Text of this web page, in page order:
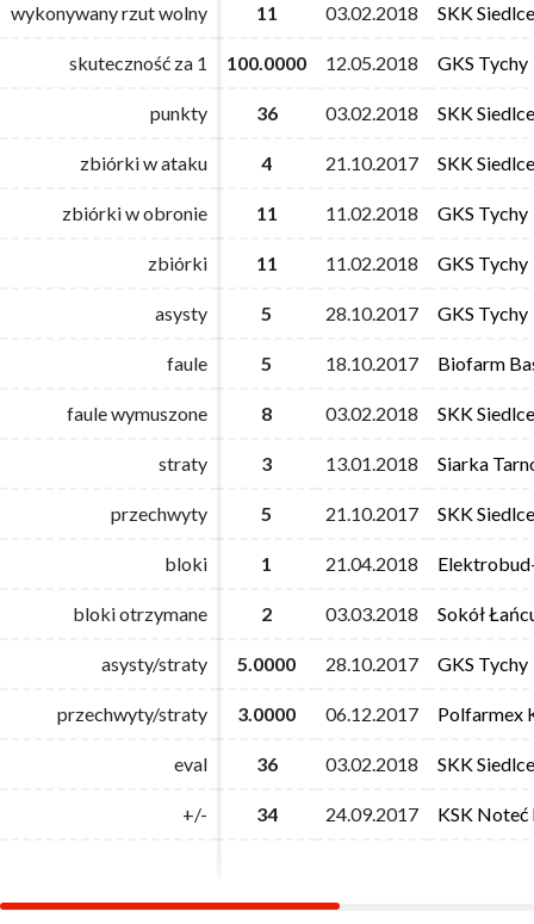
wykonywany rzut wolny 11 03.02.2018 SKK Siedlce
skuteczność za 1 100.0000 12.05.2018 GKS Tychy
punkty 36 03.02.2018 SKK Siedlce
zbiórki w ataku 4 21.10.2017 SKK Siedlce
zbiórki w obronie 11 11.02.2018 GKS Tychy
zbiórki 11 11.02.2018 GKS Tychy
asysty 5 28.10.2017 GKS Tychy
faule 5 18.10.2017 Biofarm
faule wymuszone 8 03.02.2018 SKK Siedlce
straty 3 13.01.2018 Siarka
przechwyty 5 21.10.2017 SKK Siedlce
bloki 1 21.04.2018
bloki otrzymane 2 03.03.2018 Sokół
asysty/straty 5.0000 28.10.2017 GKS Tychy
przechwyty/straty 3.0000 06.12.2017 Polfarmex
eval 36 03.02.2018 SKK Siedlce
+/- 34 24.09.2017 KSK Noteć
wykonywany rzut wolny 11 03.02.2018 SKK Siedlce
skuteczność za 1 100.0000 12.05.2018 GKS Tychy
punkty 36 03.02.2018 SKK Siedlce
zbiórki w ataku 4 21.10.2017 SKK Siedlce
zbiórki w obronie 11 11.02.2018 GKS Tychy
zbiórki 11 11.02.2018 GKS Tychy
asysty 5 28.10.2017 GKS Tychy
faule 5 18.10.2017 Biofarm
faule wymuszone 8 03.02.2018 SKK Siedlce
straty 3 13.01.2018 Siarka
przechwyty 5 21.10.2017 SKK Siedlce
bloki 1 21.04.2018
bloki otrzymane 2 03.03.2018 Sokół
asysty/straty 5.0000 28.10.2017 GKS Tychy
przechwyty/straty 3.0000 06.12.2017 Polfarmex
eval 36 03.02.2018 SKK Siedlce
+/- 34 24.09.2017 KSK Noteć